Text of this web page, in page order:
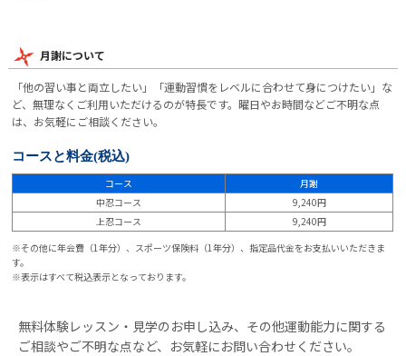
月謝について
「他の習い事と両立したい」「運動習慣をレベルに合わせて身につけたい」な
ど、無理なくご利用いただけるのが特長です。曜日やお時間などご不明な点
は、お気軽にご相談ください。
コースと料金(税込)
コース
月謝
中忍コース
9,240円
上忍コース
9,240円
※その他に年会費（1年分）、スポーツ保険料（1年分）、指定品代金をお支払いいただきま
す。
※表示はすべて税込表示となっております。
無料体験レッスン・見学のお申し込み、その他運動能力に関する
ご相談やご不明な点など、お気軽にお問い合わせください。